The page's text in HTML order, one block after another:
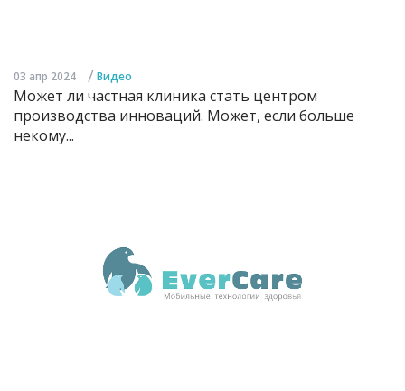
03 апр 2024 / Видео
Может ли частная клиника стать центром
производства инноваций. Может, если больше
некому...